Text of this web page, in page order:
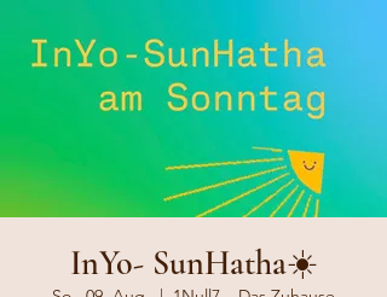
InYo- SunHatha☀️